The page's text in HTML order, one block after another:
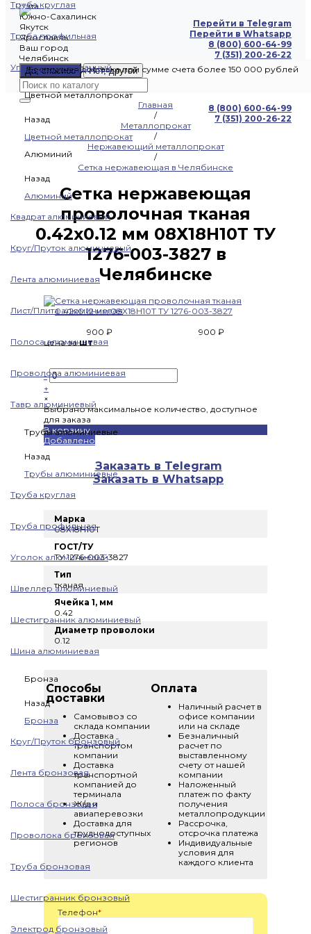
Чита
Южно-Сахалинск
Якутск
Ярославль
Ваш город
Челябинск
Да, спасибо
Нет, другой
8 (800) 600-64-99
7 (351) 200-26-22
Перейти в Telegram
Перейти в Whatsapp
8 (800) 600-64-99
7 (351) 200-26-22
Труба круглая
Труба профильная
Уголок оцинкованный
Цветной металлопрокат
Назад
Цветной металлопрокат
Алюминий
Назад
Алюминий
Квадрат алюминиевый
Круг/Пруток алюминиевый
Лента алюминиевая
Лист/Плита алюминиевая
Полоса алюминиевая
Проволока алюминиевая
Тавр алюминиевый
Трубы алюминиевые
Назад
Трубы алюминиевые
Труба круглая
Труба профильная
Уголок алюминиевый
Швеллер алюминиевый
Шестигранник алюминиевый
Шина алюминиевая
Бронза
Назад
Бронза
Круг/Пруток бронзовый
Лента бронзовая
Полоса бронзовая
Проволока бронзовая
Труба бронзовая
Шестигранник бронзовый
Электрод бронзовый
Бесплатная доставка при сумме счета более 150 000 рублей
Главная
/
Металлопрокат
/
Нержавеющий металлопрокат
/
Сетка нержавеющая в Челябинске
Сетка нержавеющая
проволочная тканая
0.42х0.12 мм 08Х18Н10Т ТУ
1276-003-3827 в
Челябинске
900 ₽
900 ₽
цена зашт
-
+
×
Выбрано максимальное количество, доступное
для заказа
В корзину
Добавлено
Заказать в Telegram
Заказать в Whatsapp
Марка
08Х18Н10Т
ГОСТ/ТУ
ТУ 1276-003-3827
Тип
тканая
Ячейка 1, мм
0.42
Диаметр проволоки
0.12
Способы
доставки
Самовывоз со
склада компании
Доставка
транспортом
компании
Доставка
транспортной
компанией до
терминала
Ж/д и
авиаперевозки
Доставка для
труднодоступных
регионов
Оплата
Наличный расчет в
офисе компании
или на складе
Безналичный
расчет по
выставленному
счету от нашей
компании
Наложенный
платеж по факту
получения
металлопродукции
Рассрочка,
отсрочка платежа
Индивидуальные
условия для
каждого клиента
Телефон*